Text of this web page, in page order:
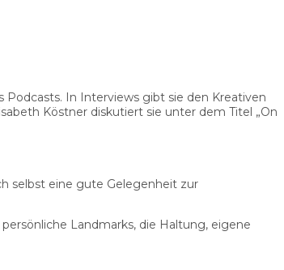
Podcasts. In Interviews gibt sie den Kreativen
Köstner diskutiert sie unter dem Titel „On
selbst eine gute Gelegenheit zur
Landmarks, die Haltung, eigene